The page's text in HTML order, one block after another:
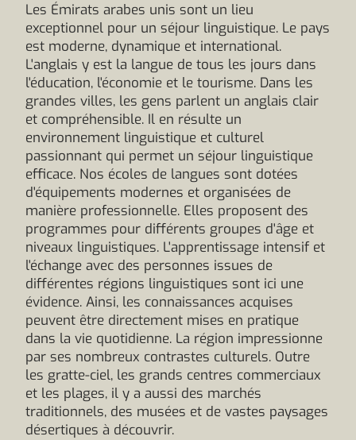
Les Émirats arabes unis sont un lieu
exceptionnel pour un séjour linguistique. Le pays
est moderne, dynamique et international.
L'anglais y est la langue de tous les jours dans
l'éducation, l'économie et le tourisme. Dans les
grandes villes, les gens parlent un anglais clair
et compréhensible. Il en résulte un
environnement linguistique et culturel
passionnant qui permet un séjour linguistique
efficace. Nos écoles de langues sont dotées
d'équipements modernes et organisées de
manière professionnelle. Elles proposent des
programmes pour différents groupes d'âge et
niveaux linguistiques. L'apprentissage intensif et
l'échange avec des personnes issues de
différentes régions linguistiques sont ici une
évidence. Ainsi, les connaissances acquises
peuvent être directement mises en pratique
dans la vie quotidienne. La région impressionne
par ses nombreux contrastes culturels. Outre
les gratte-ciel, les grands centres commerciaux
et les plages, il y a aussi des marchés
traditionnels, des musées et de vastes paysages
désertiques à découvrir.